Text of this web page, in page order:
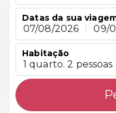
Datas da sua
07/08/2026 09/
Habitação
1 quarto. 2 pessoas